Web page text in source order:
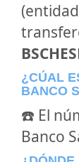
¿CÚAL
BANCO
☎️ El
Banco